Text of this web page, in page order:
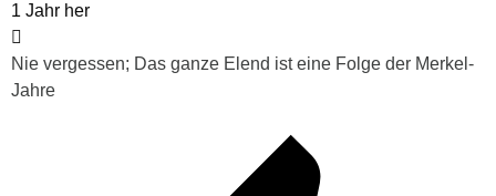
1 Jahr her
Nie vergessen; Das ganze Elend ist eine Folge der Merkel-
Jahre